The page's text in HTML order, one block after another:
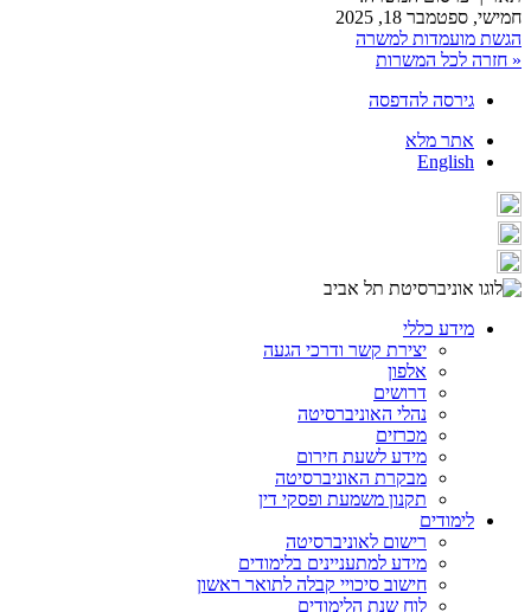
חמישי, ספטמבר 18, 2025
הגשת מועמדות למשרה
« חזרה לכל המשרות
גירסה להדפסה
אתר מלא
English
מידע כללי
יצירת קשר ודרכי הגעה
אלפון
דרושים
נהלי האוניברסיטה
מכרזים
מידע לשעת חירום
מבקרת האוניברסיטה
תקנון משמעת ופסקי דין
לימודים
רישום לאוניברסיטה
מידע למתעניינים בלימודים
חישוב סיכויי קבלה לתואר ראשון
לוח שנת הלימודים